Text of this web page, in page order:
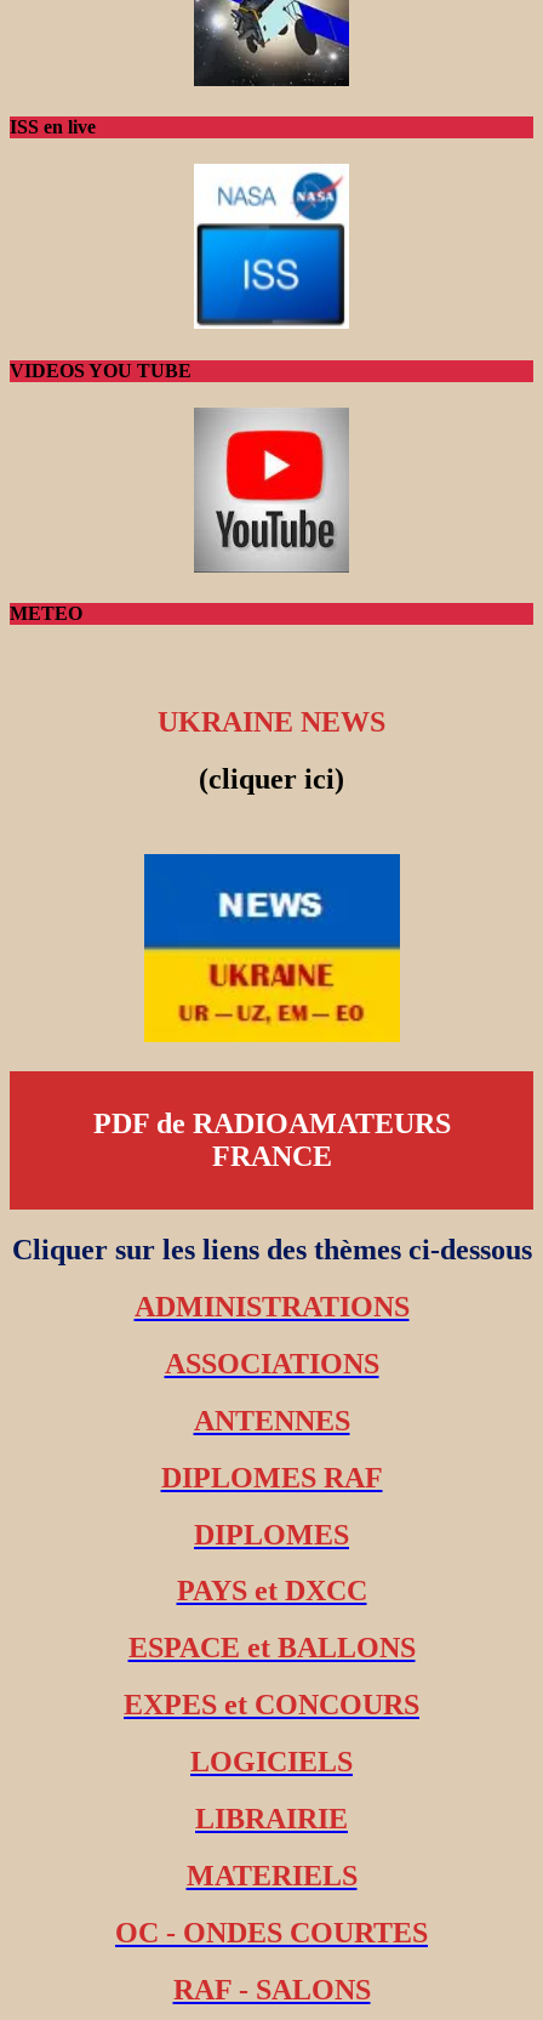
ISS en live
VIDEOS YOU TUBE
METEO
UKRAINE NEWS
(cliquer ici)
PDF de RADIOAMATEURS
FRANCE
Cliquer sur les liens des thèmes ci-dessous
ADMINISTRATIONS
ASSOCIATIONS
ANTENNES
DIPLOMES RAF
DIPLOMES
PAYS et DXCC
ESPACE et BALLONS
EXPES et CONCOURS
LOGICIELS
LIBRAIRIE
MATERIELS
OC - ONDES COURTES
RAF - SALONS